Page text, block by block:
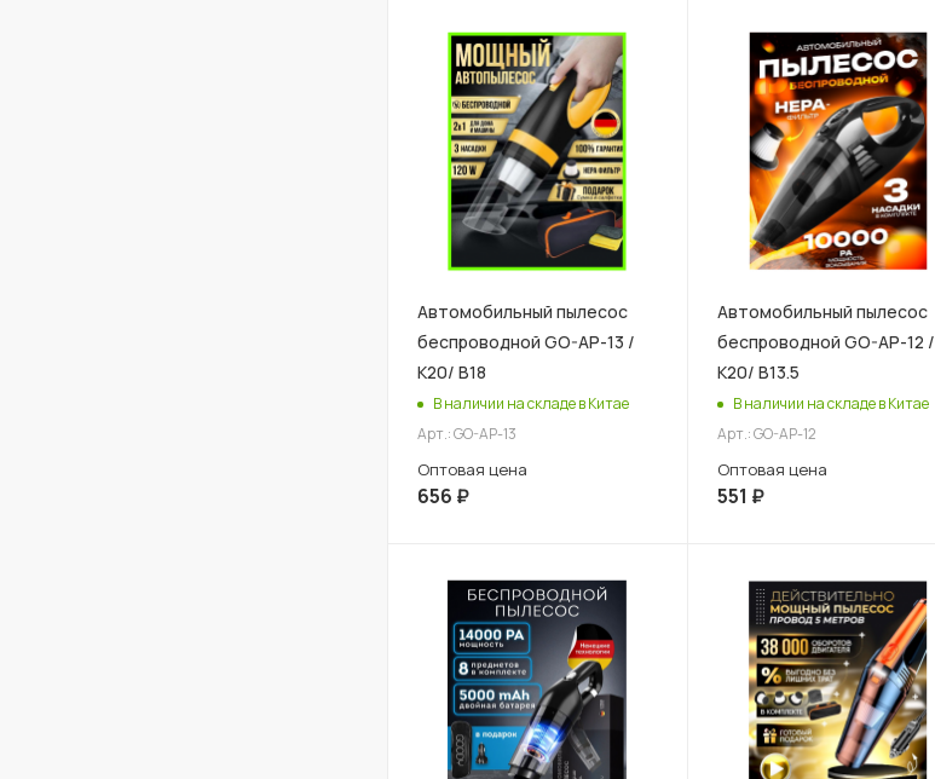
Автомобильный пылесос
беспроводной GO-AP-13 /
К20/ В18
В наличии на складе в Китае
Арт.: GO-AP-13
Оптовая цена
656 ₽
Автомобильный пылесос
беспроводной GO-AP-12 /
К20/ В13.5
В наличии на складе в Китае
Арт.: GO-AP-12
Оптовая цена
551 ₽